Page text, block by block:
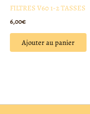
FILTRES V60 1-2 TASSES
6,00€
Ajouter au panier